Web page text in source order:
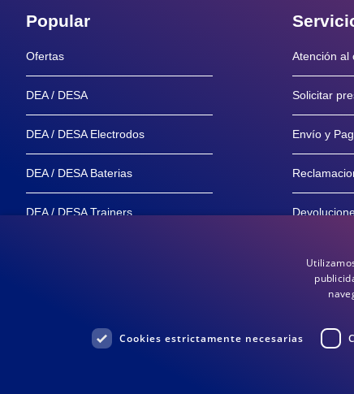
Popular
Ofertas
DEA / DESA
DEA / DESA Electrodos
DEA / DESA Baterias
DEA / DESA Trainers
Atención al
Solicitar
Envío y
Garantía
Cookies estrictamente necesarias